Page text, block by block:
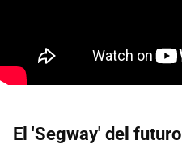
El 'Segway' del futuro